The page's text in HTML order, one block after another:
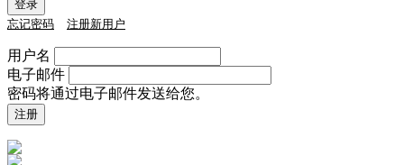
忘记密码 注册新用户
用户名
电子邮件
密码将通过电子邮件发送给您。